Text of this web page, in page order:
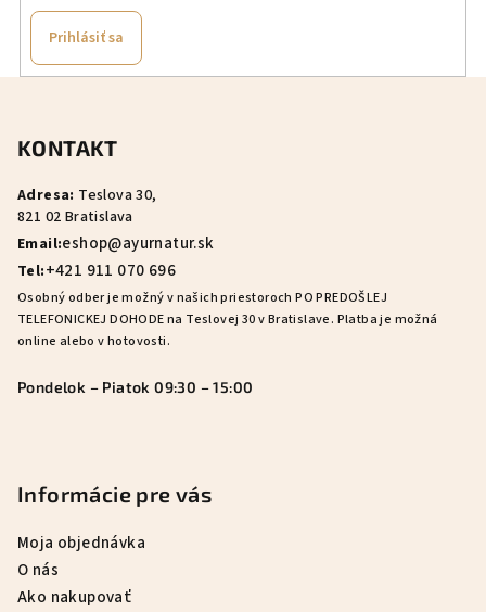
Prihlásiť sa
KONTAKT
Adresa: Teslova 30,
821 02 Bratislava
Email:eshop@ayurnatur.sk
Tel:+421 911 070 696
Osobný odber je možný v našich priestoroch PO PREDOŠLEJ
TELEFONICKEJ DOHODE na Teslovej 30 v Bratislave. Platba je možná
online alebo v hotovosti.
Pondelok – Piatok 09:30 – 15:00
Informácie pre vás
Moja objednávka
O nás
Ako nakupovať